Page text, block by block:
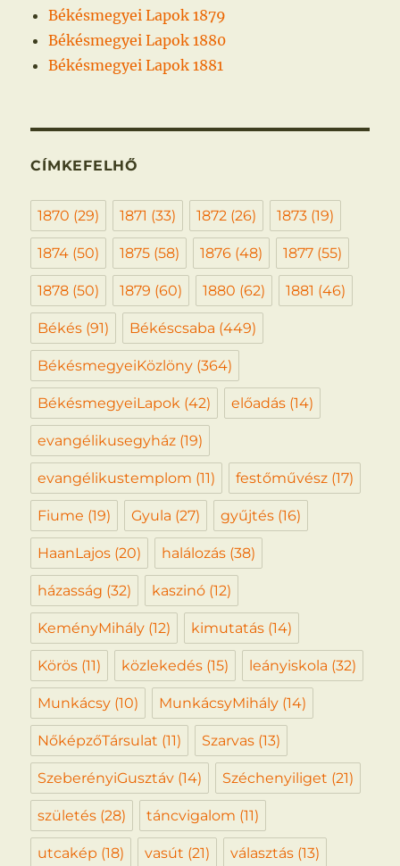
Békésmegyei Lapok 1879
Békésmegyei Lapok 1880
Békésmegyei Lapok 1881
CÍMKEFELHŐ
1870 (29) 1871 (33) 1872 (26) 1873 (19)
1874 (50) 1875 (58) 1876 (48) 1877 (55)
1878 (50) 1879 (60) 1880 (62) 1881 (46)
Békés (91) Békéscsaba (449)
BékésmegyeiKözlöny (364)
BékésmegyeiLapok (42) előadás (14)
evangélikusegyház (19)
evangélikustemplom (11) festőművész (17)
Fiume (19) Gyula (27) gyűjtés (16)
HaanLajos (20) halálozás (38)
házasság (32) kaszinó (12)
KeményMihály (12) kimutatás (14)
Körös (11) közlekedés (15) leányiskola (32)
Munkácsy (10) MunkácsyMihály (14)
NőképzőTársulat (11) Szarvas (13)
SzeberényiGusztáv (14) Széchenyiliget (21)
születés (28) táncvigalom (11)
utcakép (18) vasút (21) választás (13)